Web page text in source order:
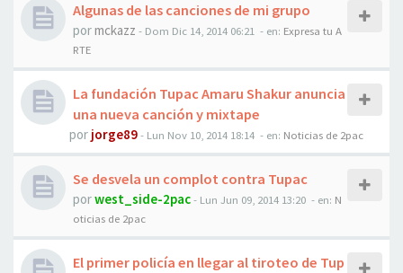
Algunas de las canciones de mi grupo
pormckazz - Dom Dic 14, 2014 06:21 - en: Expresa tu A
RTE
La fundación Tupac Amaru Shakur anuncia
una nueva canción y mixtape
por jorge89- Lun Nov 10, 2014 18:14 - en: Noticias de 2pac
Se desvela un complot contra Tupac
porwest_side-2pac- Lun Jun 09, 2014 13:20 - en: N
oticias de 2pac
El primer policía en llegar al tiroteo de Tup